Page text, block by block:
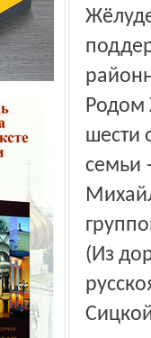
Родом
шести
семьи
(Из